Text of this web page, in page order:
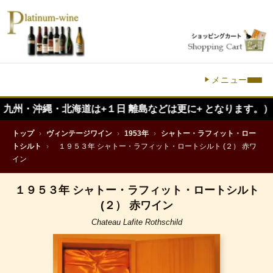
メニュー
北海道は+１日 離島などは更に+ となります。）
トップ › ヴィンテージワイン › 1953年 ›
シャトー・ラフィット・ロー
トシルト
›
１９５３年 シャトー・ラフィット・ロートシルト (２） 赤ワ
イン
１９５３年 シャトー・ラフィット・ロートシルト
(２） 赤ワイン
Chateau Lafite Rothschild